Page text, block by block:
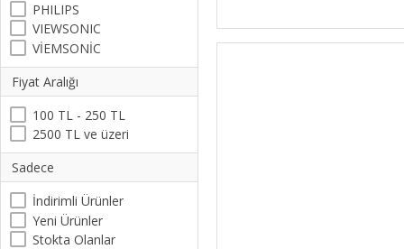
PHILIPS
VIEWSONIC
VİEMSONİC
Fiyat Aralığı
100 TL - 250 TL
2500 TL ve üzeri
Sadece
İndirimli Ürünler
Yeni Ürünler
Stokta Olanlar